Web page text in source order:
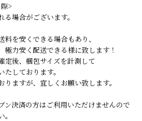
>
場合がございます。
を安くできる場合もあり、
極力安く配送できる様に致します！
定後、梱包サイズを計測して
しております。
ますが、宜しくお願い致します。
決済の方はご利用いただけませんので